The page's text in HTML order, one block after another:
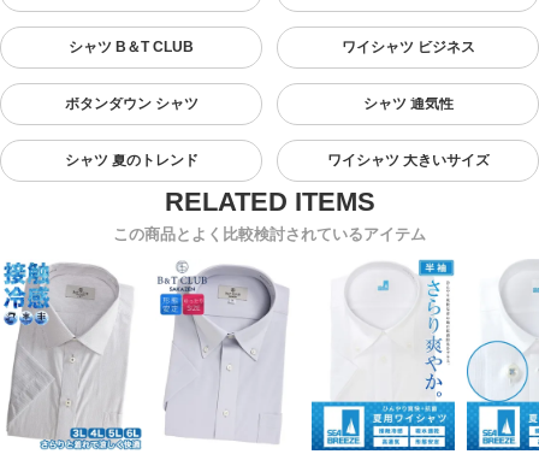
シャツ B＆T CLUB ワイシャツ ビジネス
ボタンダウン シャツ シャツ 通気性
シャツ 夏のトレンド ワイシャツ 大きいサイズ
この商品とよく比較検討されているアイテム